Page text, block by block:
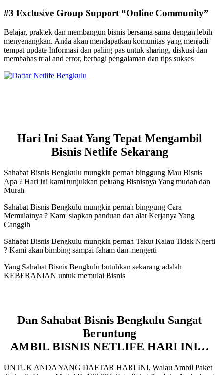
#3 Exclusive Group Support “Online Community”
Belajar, praktek dan membangun bisnis bersama-sama dengan lebih
menyenangkan. Anda akan mendapatkan komunitas yang menjadi
tempat update Informasi dan paling pas untuk sharing, diskusi dan
membahas trial and error, berbagi pengalaman dan tips sukses
Hari Ini Saat Yang Tepat Mengambil
Bisnis Netlife Sekarang
Sahabat Bisnis Bengkulu mungkin pernah binggung Mau Bisnis
Apa ? Hari ini kami tunjukkan peluang Bisnisnya Yang mudah dan
Murah
Sahabat Bisnis Bengkulu mungkin pernah binggung Cara
Memulainya ? Kami siapkan panduan dan alat Kerjanya Yang
Canggih
Sahabat Bisnis Bengkulu mungkin pernah Takut Kalau Tidak Ngerti
? Kami akan bimbing sampai faham dan mengerti
Yang Sahabat Bisnis Bengkulu butuhkan sekarang adalah
KEBERANIAN untuk memulai Bisnis
Dan Sahabat Bisnis Bengkulu Sangat
Beruntung
AMBIL BISNIS NETLIFE HARI INI…
UNTUK ANDA YANG DAFTAR HARI INI, Walau Ambil Paket